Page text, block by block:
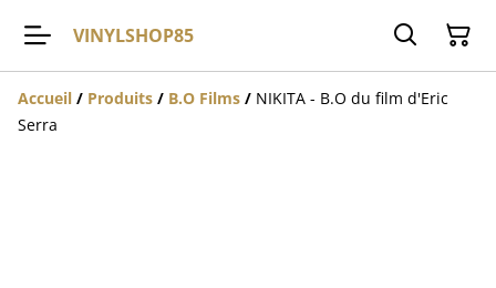
VINYLSHOP85
Accueil / Produits / B.O Films / NIKITA - B.O du film d'Eric
Serra